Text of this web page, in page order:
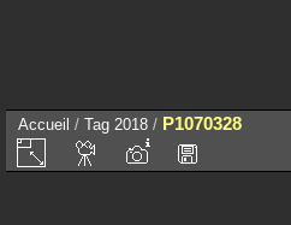
Accueil / Tag 2018 / P1070328